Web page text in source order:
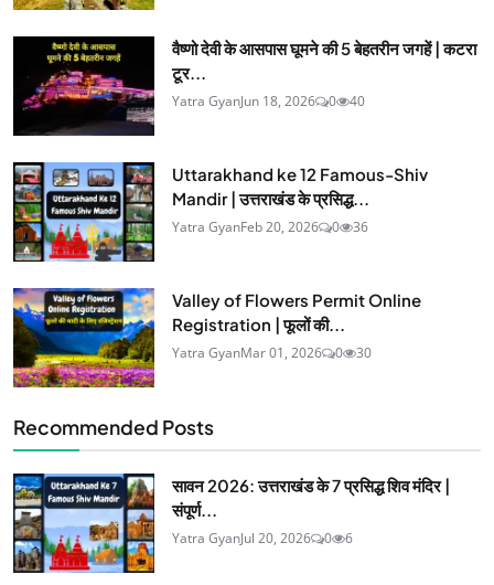
वैष्णो देवी के आसपास घूमने की 5 बेहतरीन जगहें | कटरा
टूर...
Yatra GyanJun 18, 2026 0 40
Uttarakhand ke 12 Famous-Shiv
Mandir | उत्तराखंड के प्रसिद्ध...
Yatra GyanFeb 20, 2026 0 36
Valley of Flowers Permit Online
Registration | फूलों की...
Yatra GyanMar 01, 2026 0 30
Recommended Posts
सावन 2026: उत्तराखंड के 7 प्रसिद्ध शिव मंदिर |
संपूर्ण...
Yatra GyanJul 20, 2026 0 6